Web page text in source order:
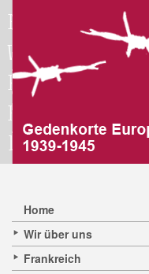
Home
Wir über uns
Frankreich